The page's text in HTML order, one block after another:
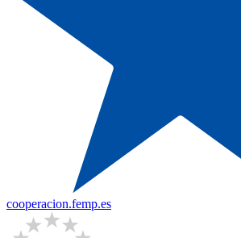
cooperacion.femp.es